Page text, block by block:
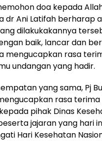
doa kepada
dr Ani Latifah berharap
dilakukakannya
baik, lancar dan
mengucapkan rasa
undangan yang hadir.
yang sama, Pj
rasa terima
pihak Dinas
jajaran yang hari
Hari Kesehatan